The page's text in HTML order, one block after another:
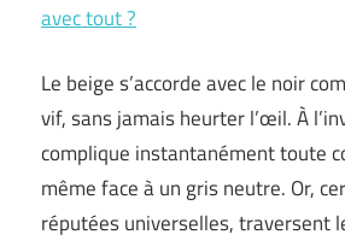
avec tout ?
Le beige s’accorde avec le noir
vif, sans jamais heurter l’œil. À
complique instantanément toute
même face à un gris neutre. Or,
réputées universelles, traversent